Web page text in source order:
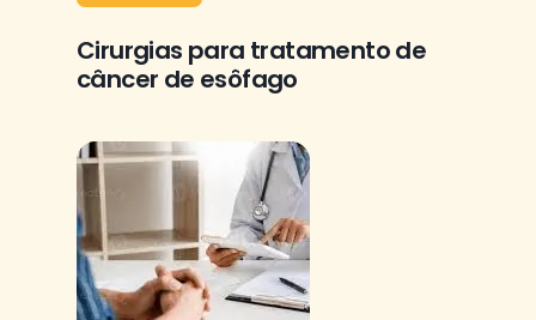
Cirurgias para tratamento de
câncer de esôfago